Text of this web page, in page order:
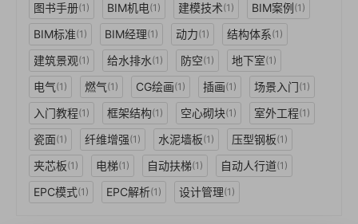
图书手册(1) BIM机电(1) 建模技术(1) BIM案例(1)
BIM标准(1) BIM经理(1) 动力(1) 结构体系(1)
建筑景观(1) 给水排水(1) 防空(1) 地下室(1)
电气(1) 燃气(1) CG绘画(1) 插画(1) 场景入门(1)
入门教程(1) 框架结构(1) 空心砌块(1) 室外工程(1)
瓷面(1) 纤维增强(1) 水泥墙板(1) 压型钢板(1)
夹芯板(1) 电梯(1) 自动扶梯(1) 自动人行道(1)
EPC模式(1) EPC解析(1) 设计管理(1)